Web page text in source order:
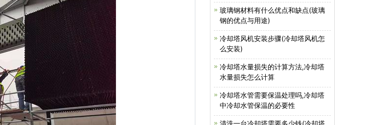
玻璃钢材料有什么优点和缺点(玻璃
钢的优点与用途)
冷却塔风机安装步骤(冷却塔风机怎
么安装)
冷却塔水量损失的计算方法,冷却塔
水量损失怎么计算
冷却塔水管需要保温处理吗,冷却塔
中冷却水管保温的必要性
清洗一台冷却塔需要多少钱(冷却塔